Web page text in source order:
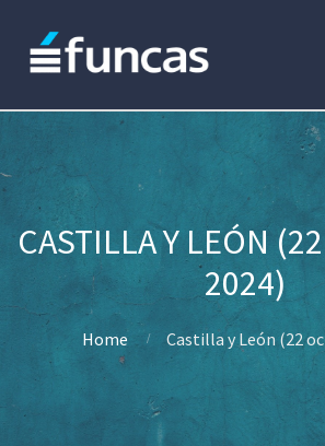
CASTILLA Y LEÓN
2024)
Home Castilla y León (22